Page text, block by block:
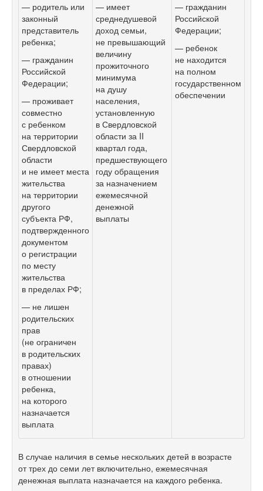
— родитель или
законный
представитель
ребенка;
— гражданин
Российской
Федерации;
— проживает
совместно
с ребенком
на территории
Свердловской
области
и не имеет места
жительства
на территории
другого
субъекта РФ,
подтвержденного
документом
о регистрации
по месту
жительства
в пределах РФ;
— не лишен
родительских
прав
(не ограничен
в родительских
правах)
в отношении
ребенка,
на которого
назначается
выплата
— имеет
среднедушевой
доход семьи,
не превышающий
величину
прожиточного
минимума
на душу
населения,
установленную
в Свердловской
области за II
квартал года,
предшествующего
году обращения
за назначением
ежемесячной
денежной
выплаты
— гражданин
Российской
Федерации;
— ребенок
не находится
на полном
государственном
обеспечении
В случае наличия в семье нескольких детей в возрасте
от трех до семи лет включительно, ежемесячная
денежная выплата назначается на каждого ребенка.